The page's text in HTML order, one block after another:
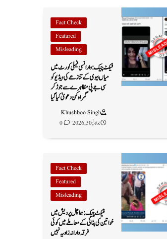
Fact Check
Featured
Misleading
فیکٹ چیک: وارانسی فیملی کورٹ میں
میاں بیوی کے تنازعے کی ویڈیو کو
سی جے پی مظاہرے سے جوڑ کر
گمراہ کن دعویٰ کیا گیا
Khushboo Singh
جولائی 30, 2026
0
Fact Check
Featured
Misleading
فیکٹ چیک: ہماچل پردیش میں
خواتین کی پٹائی کے معاملے میں کوئی
فرقہ وارانہ زاویہ نہیں